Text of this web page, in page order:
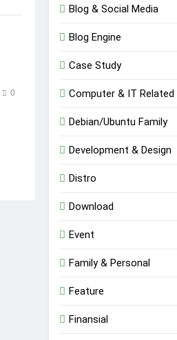
0
Blog & Social Media
Blog Engine
Case Study
Computer & IT Related
Debian/Ubuntu Family
Development & Design
Distro
Download
Event
Family & Personal
Feature
Finansial